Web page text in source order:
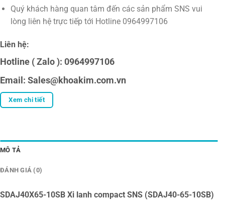
Quý khách hàng quan tâm đến các sản phẩm SNS vui
lòng liên hệ trực tiếp tới Hotline 0964997106
Liên hệ:
Hotline ( Zalo ): 0964997106
Email: Sales@khoakim.com.vn
Xem chi tiết
MÔ TẢ
ĐÁNH GIÁ (0)
SDAJ40X65-10SB Xi lanh compact SNS (SDAJ40-65-10SB)